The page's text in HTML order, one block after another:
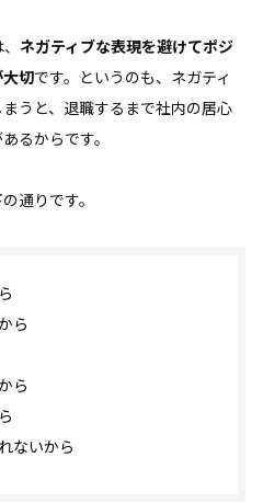
ネガティブな表現を避けてポジ
切です。というのも、ネガティ
うと、退職するまで社内の居心
るからです。
通りです。
ら
ら
ないから